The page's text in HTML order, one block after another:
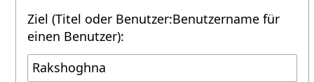
Ziel (Titel oder Benutzer:Benutzername für
einen Benutzer):